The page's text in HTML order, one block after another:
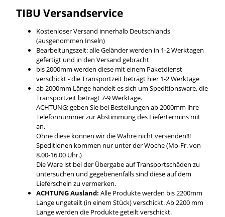
TIBU Versandservice
Kostenloser Versand innerhalb Deutschlands
(ausgenommen Inseln)
Bearbeitungszeit: alle Geländer werden in 1-2 Werktagen
gefertigt und in den Versand gebracht
bis 2000mm werden diese mit einem Paketdienst
verschickt - die Transportzeit beträgt hier 1-2 Werktage
ab 2000mm Länge handelt es sich um Speditionsware, die
Transportzeit beträgt 7-9 Werktage.
ACHTUNG: geben Sie bei Bestellungen ab 2000mm ihre
Telefonnummer zur Abstimmung des Liefertermins mit
an.
Ohne diese können wir die Wahre nicht versenden!!!
Speditionen kommen nur unter der Woche (Mo-Fr. von
8.00-16.00 Uhr.)
Die Ware ist bei der Übergabe auf Transportschäden zu
untersuchen und gegebenenfalls sind diese auf dem
Lieferschein zu vermerken.
ACHTUNG Ausland: Alle Produkte werden bis 2200mm
Länge ungeteilt (in einem Stück) verschickt. Ab 2200 mm
Länge werden die Produkte geteilt verschickt.